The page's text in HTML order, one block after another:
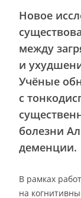
Новое
между
и
Учёные
с
болезни
деменции.
В рамках
на